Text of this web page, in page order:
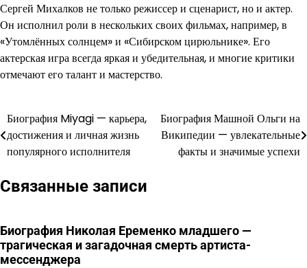
Сергей Михалков не только режиссер и сценарист, но и актер.
Он исполнил роли в нескольких своих фильмах, например, в
«Утомлённых солнцем» и «Сибирском цирюльнике». Его
актерская игра всегда яркая и убедительная, и многие критики
отмечают его талант и мастерство.
Навигация
по
Биография Miyagi — карьера,
достижения и личная жизнь
популярного исполнителя
Биография Машной Ольги на
Википедии — увлекательные
факты и значимые успехи
Связанные записи
Биография Николая Еременко младшего —
трагическая и загадочная смерть артиста-
мессенджера